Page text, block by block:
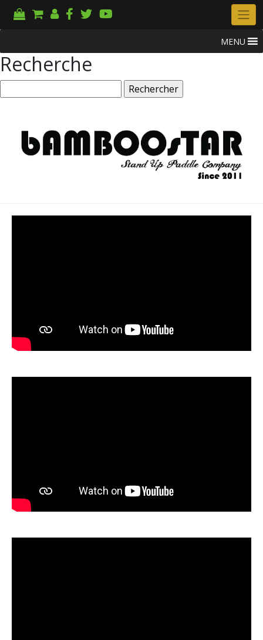
MENU
Recherche